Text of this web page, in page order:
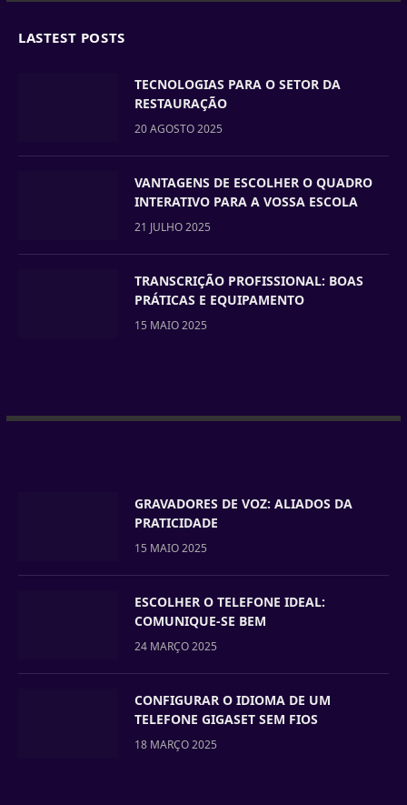
LASTEST POSTS
TECNOLOGIAS PARA O SETOR DA
RESTAURAÇÃO
20 AGOSTO 2025
VANTAGENS DE ESCOLHER O QUADRO
INTERATIVO PARA A VOSSA ESCOLA
21 JULHO 2025
TRANSCRIÇÃO PROFISSIONAL: BOAS
PRÁTICAS E EQUIPAMENTO
15 MAIO 2025
GRAVADORES DE VOZ: ALIADOS DA
PRATICIDADE
15 MAIO 2025
ESCOLHER O TELEFONE IDEAL:
COMUNIQUE-SE BEM
24 MARÇO 2025
CONFIGURAR O IDIOMA DE UM
TELEFONE GIGASET SEM FIOS
18 MARÇO 2025